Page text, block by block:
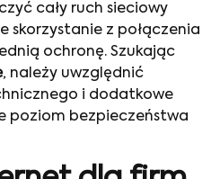
cały ruch sieciowy
skorzystanie z połączenia
ochronę. Szukając
, należy uwzględnić
i dodatkowe
poziom bezpieczeństwa